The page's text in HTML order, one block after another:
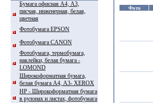
Бумага офисная А4, А3,
писчая, инженерная, белая,
цветная
Фотобумага EPSON
Фотобумага CANON
Фотобумага, термобумага,
наклейки, белая бумага -
LOMOND
Широкоформатная бумага,
белая бумага А4, А3- XEROX
HP - Широкоформатная бумага
в рулонах и листах, фотобумага
Фото